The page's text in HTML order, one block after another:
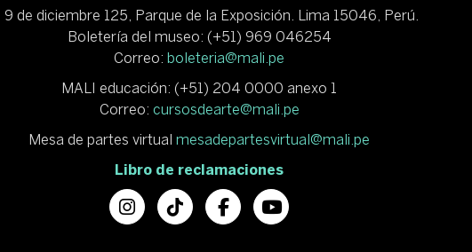
9 de diciembre 125, Parque de la Exposición. Lima 15046, Perú.
Boletería del museo: (+51) 969 046254
Correo: boleteria@mali.pe
MALI educación: (+51) 204 0000 anexo 1
Correo: cursosdearte@mali.pe
Mesa de partes virtual mesadepartesvirtual@mali.pe
Libro de reclamaciones